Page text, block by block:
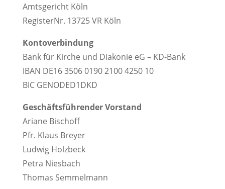
Amtsgericht Köln
RegisterNr. 13725 VR Köln
Kontoverbindung
Bank für Kirche und Diakonie eG – KD-Bank
IBAN DE16 3506 0190 2100 4250 10
BIC GENODED1DKD
Geschäftsführender Vorstand
Ariane Bischoff
Pfr. Klaus Breyer
Ludwig Holzbeck
Petra Niesbach
Thomas Semmelmann